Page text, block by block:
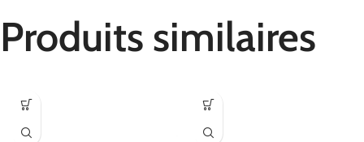
Produits similaires